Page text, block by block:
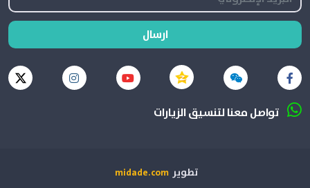
ارسال
تواصل معنا لتنسيق الزيارات
تطوير midade.com